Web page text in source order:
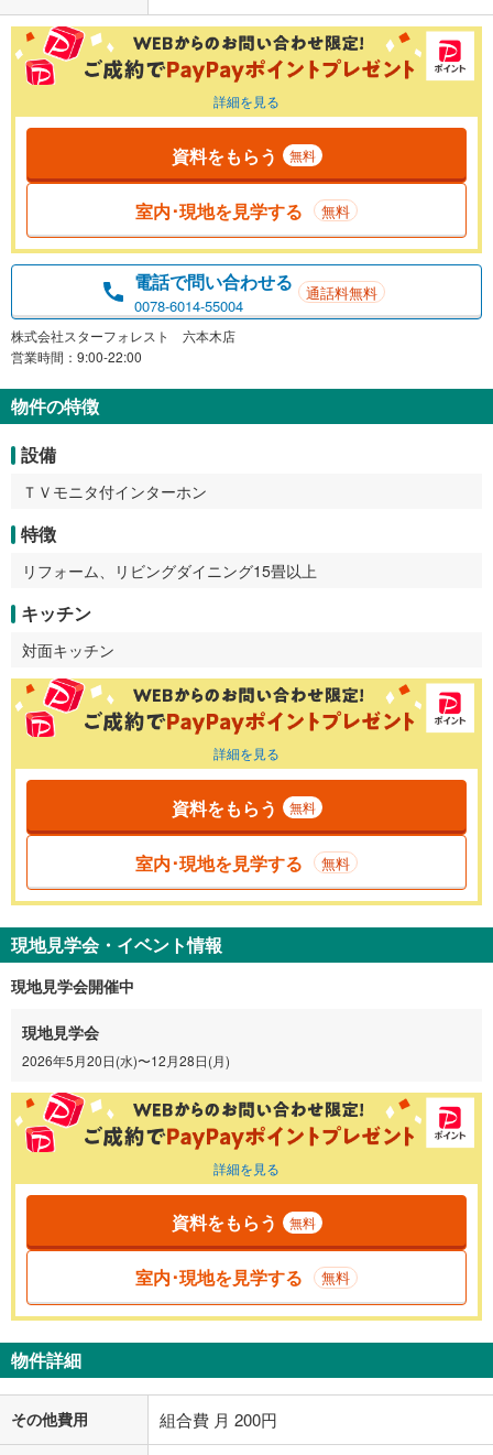
詳細を見る
資料をもらう 無料
室内･現地を見学する 無料
電話で問い合わせる
0078-6014-55004
通話料無料
株式会社スターフォレスト 六本木店
営業時間：9:00-22:00
物件の特徴
設備
ＴＶモニタ付インターホン
特徴
リフォーム、リビングダイニング15畳以上
キッチン
対面キッチン
詳細を見る
資料をもらう 無料
室内･現地を見学する 無料
現地見学会・イベント情報
現地見学会開催中
現地見学会
2026年5月20日(水)〜12月28日(月)
詳細を見る
資料をもらう 無料
室内･現地を見学する 無料
物件詳細
その他費用 組合費 月 200円